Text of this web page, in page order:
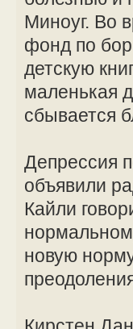
Миноуг. Во
фонд по
детскую
маленькая
сбывается
Депрессия
объявили
Кайли
новую